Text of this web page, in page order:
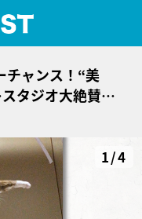
チャンス！“美
タジオ大絶賛の
1/4